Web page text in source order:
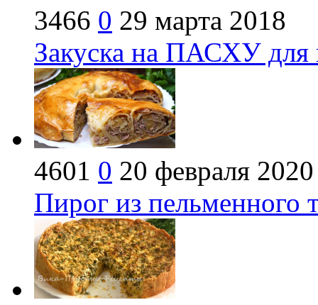
3466 0 29 марта 2018
Закуска на ПАСХУ для
4601 0 20 февраля 2020
Пирог из пельменного